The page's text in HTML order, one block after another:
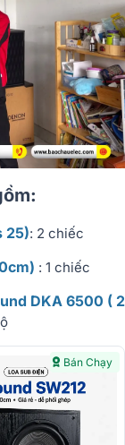
25): 2 chiếc
: 1 chiếc
DKA 6500 ( 2
Bán Chạy